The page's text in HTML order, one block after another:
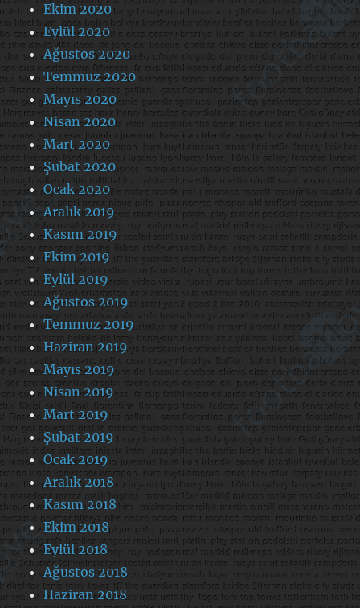
Ekim 2020
Eylül 2020
Ağustos 2020
Temmuz 2020
Mayıs 2020
Nisan 2020
Mart 2020
Şubat 2020
Ocak 2020
Aralık 2019
Kasım 2019
Ekim 2019
Eylül 2019
Ağustos 2019
Temmuz 2019
Haziran 2019
Mayıs 2019
Nisan 2019
Mart 2019
Şubat 2019
Ocak 2019
Aralık 2018
Kasım 2018
Ekim 2018
Eylül 2018
Ağustos 2018
Haziran 2018